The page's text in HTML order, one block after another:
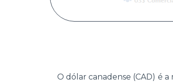
O dólar canadense (CAD) é